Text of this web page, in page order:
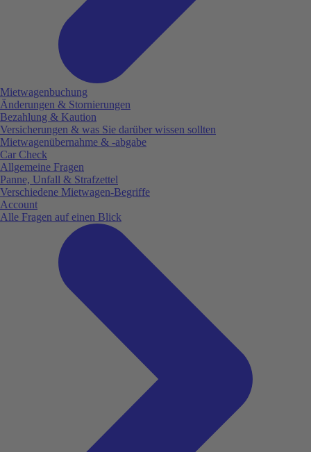
Mietwagenbuchung
Änderungen & Stornierungen
Bezahlung & Kaution
Versicherungen & was Sie darüber wissen sollten
Mietwagenübernahme & -abgabe
Car Check
Allgemeine Fragen
Panne, Unfall & Strafzettel
Verschiedene Mietwagen-Begriffe
Account
Alle Fragen auf einen Blick